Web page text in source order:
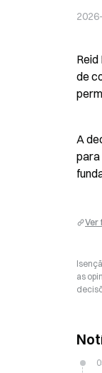
de
A
para
Ver
as